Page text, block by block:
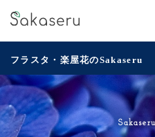
フラスタ・楽屋花のSakaseru